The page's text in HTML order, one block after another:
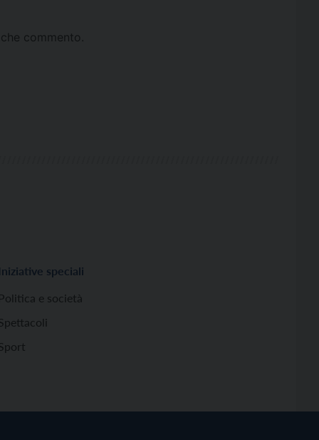
commento.
Iniziative speciali
Politica e società